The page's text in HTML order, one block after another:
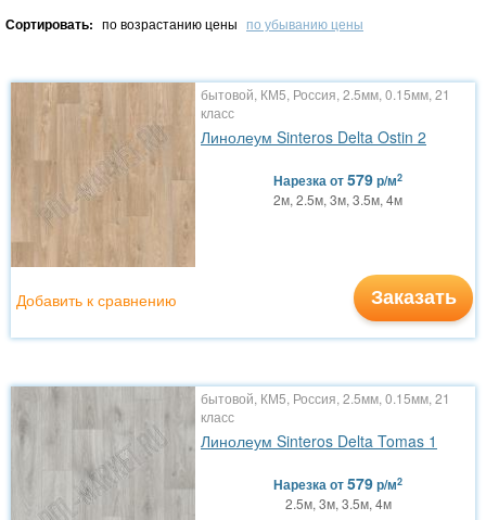
Сортировать: по возрастанию цены по убыванию цены
бытовой, КМ5, Россия, 2.5мм, 0.15мм, 21
класс
Линолеум Sinteros Delta Ostin 2
Нарезкаот579р/м2
2м, 2.5м, 3м, 3.5м, 4м
Заказать
Добавить к сравнению
бытовой, КМ5, Россия, 2.5мм, 0.15мм, 21
класс
Линолеум Sinteros Delta Tomas 1
Нарезкаот579р/м2
2.5м, 3м, 3.5м, 4м